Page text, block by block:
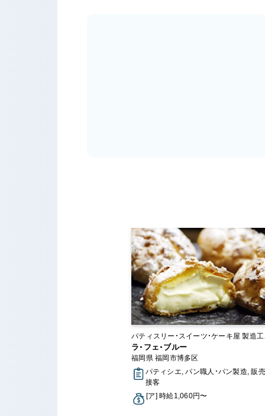
パティスリー・スイーツ・ケーキ屋 製造工場・
ラボ
ラ・フェ・ブルー
福岡県 福岡市博多区
パティシエ, パン職人・パン製造, 販売
接客
[ア] 時給1,060円〜